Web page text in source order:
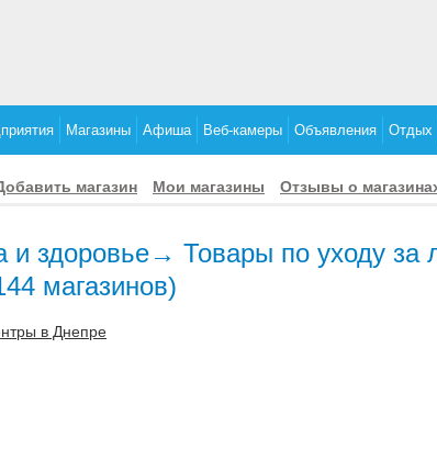
Магазины Афиша Веб-камеры Объявления Отдых
магазин Мои магазины Отзывы о
и здоровье→ Товары по уходу
магазинов)
в Днепре